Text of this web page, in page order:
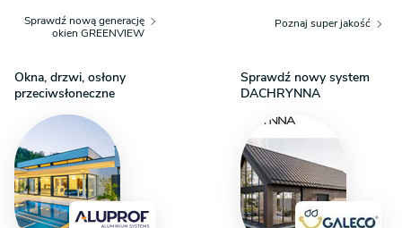
Sprawdź nową generację
okien GREENVIEW
Poznaj super jakość
Okna, drzwi, osłony
przeciwsłoneczne
Sprawdź nowy system
DACHRYNNA